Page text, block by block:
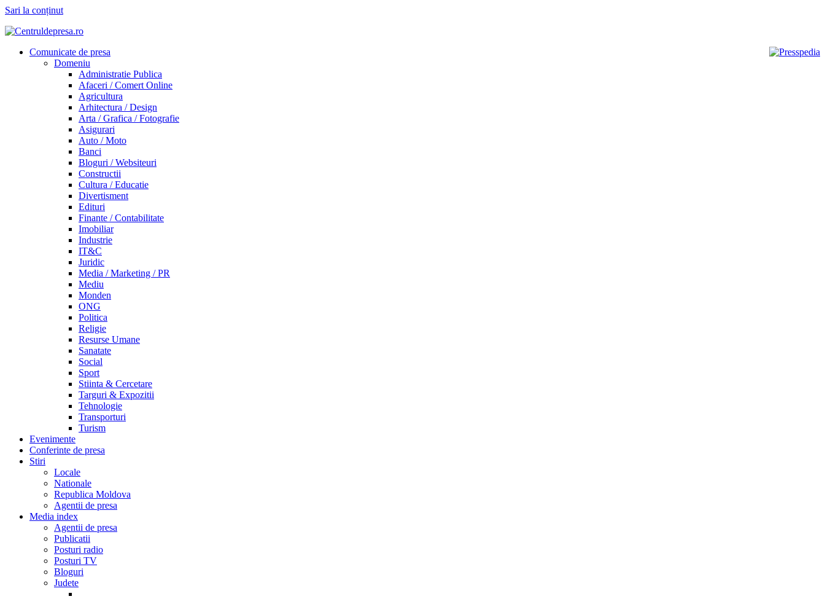
Sari la conținut
Comunicate de presa
Domeniu
Administratie Publica
Afaceri / Comert Online
Agricultura
Arhitectura / Design
Arta / Grafica / Fotografie
Asigurari
Auto / Moto
Banci
Bloguri / Websiteuri
Constructii
Cultura / Educatie
Divertisment
Edituri
Finante / Contabilitate
Imobiliar
Industrie
IT&C
Juridic
Media / Marketing / PR
Mediu
Monden
ONG
Politica
Religie
Resurse Umane
Sanatate
Social
Sport
Stiinta & Cercetare
Targuri & Expozitii
Tehnologie
Transporturi
Turism
Evenimente
Conferinte de presa
Stiri
Locale
Nationale
Republica Moldova
Agentii de presa
Media index
Agentii de presa
Publicatii
Posturi radio
Posturi TV
Bloguri
Judete